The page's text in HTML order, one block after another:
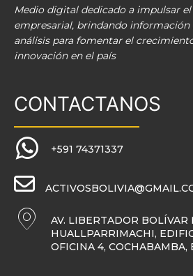
Medio digital dedicado a impulsar
empresarial, brindando información
análisis para fomentar el
innovación en el país
CONTACTANOS
+591 74371337
AV. LIBERTADOR BOLÍVAR
HUALLPARRIMACHI,
OFICINA 4, COCHABAMBA,